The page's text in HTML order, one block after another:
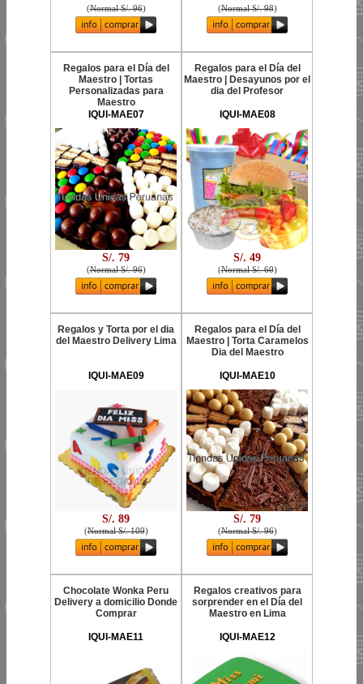
(Normal S/. 96) (Normal S/. 98)
Regalos para el Día del
Maestro | Tortas
Personalizadas para
Maestro
IQUI-MAE07
S/. 79
(Normal S/. 96)
Regalos para el Día del
Maestro | Desayunos por el
dia del Profesor
IQUI-MAE08
S/. 49
(Normal S/. 60)
Regalos y Torta por el dia
del Maestro Delivery Lima
IQUI-MAE09
S/. 89
(Normal S/. 109)
Regalos para el Día del
Maestro | Torta Caramelos
Dia del Maestro
IQUI-MAE10
S/. 79
(Normal S/. 96)
Chocolate Wonka Peru
Delivery a domicilio Donde
Comprar
IQUI-MAE11
Regalos creativos para
sorprender en el Día del
Maestro en Lima
IQUI-MAE12